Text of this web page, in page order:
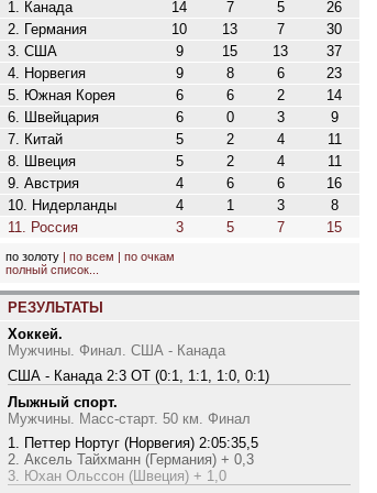
1. Канада
14 7 5
26
2. Германия
10 13 7
30
3. США
9 15 13
37
4. Норвегия
9 8 6
23
5. Южная Корея
6 6 2
14
6. Швейцария
6 0 3
9
7. Китай
5 2 4
11
8. Швеция
5 2 4
11
9. Австрия
4 6 6
16
10. Нидерланды
4 1 3
8
11. Россия
3 5 7 15
по золоту |по всем |по очкам
полный список...
РЕЗУЛЬТАТЫ
Хоккей.
Мужчины. Финал. США - Канада
США - Канада 2:3 ОТ (0:1, 1:1, 1:0, 0:1)
Лыжный спорт.
Мужчины. Масс-старт. 50 км. Финал
1. Петтер Нортуг (Норвегия) 2:05:35,5
2. Аксель Тайхманн (Германия) + 0,3
3. Юхан Ольссон (Швеция) + 1,0